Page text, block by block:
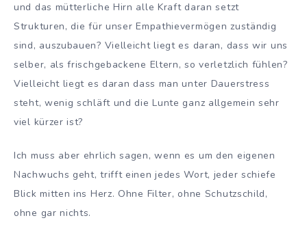
und das mütterliche Hirn alle Kraft daran setzt
Strukturen, die für unser Empathievermögen zuständig
sind, auszubauen? Vielleicht liegt es daran, dass wir uns
selber, als frischgebackene Eltern, so verletzlich fühlen?
Vielleicht liegt es daran dass man unter Dauerstress
steht, wenig schläft und die Lunte ganz allgemein sehr
viel kürzer ist?
Ich muss aber ehrlich sagen, wenn es um den eigenen
Nachwuchs geht, trifft einen jedes Wort, jeder schiefe
Blick mitten ins Herz. Ohne Filter, ohne Schutzschild,
ohne gar nichts.